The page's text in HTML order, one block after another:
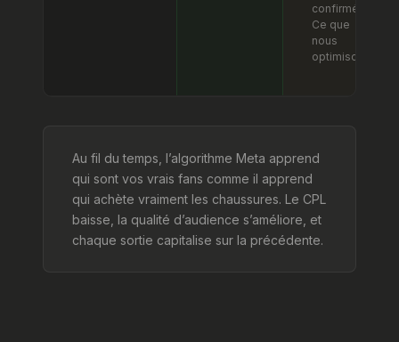
confirmé.
Ce que
nous
optimisons.
Au fil du temps, l’algorithme Meta apprend
qui sont vos vrais fans comme il apprend
qui achète vraiment les chaussures. Le CPL
baisse, la qualité d’audience s’améliore, et
chaque sortie capitalise sur la précédente.